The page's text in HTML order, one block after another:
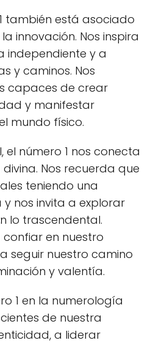
también está asociado
innovación. Nos inspira
independiente y a
y caminos. Nos
capaces de crear
y manifestar
mundo físico.
el número 1 nos conecta
Nos recuerda que
teniendo una
nos invita a explorar
lo trascendental.
en nuestro
seguir nuestro camino
y valentía.
1 en la numerología
de nuestra
a liderar